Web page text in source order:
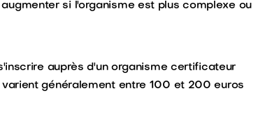
si l'organisme est plus complexe ou
auprès d'un organisme certificateur
généralement entre 100 et 200 euros